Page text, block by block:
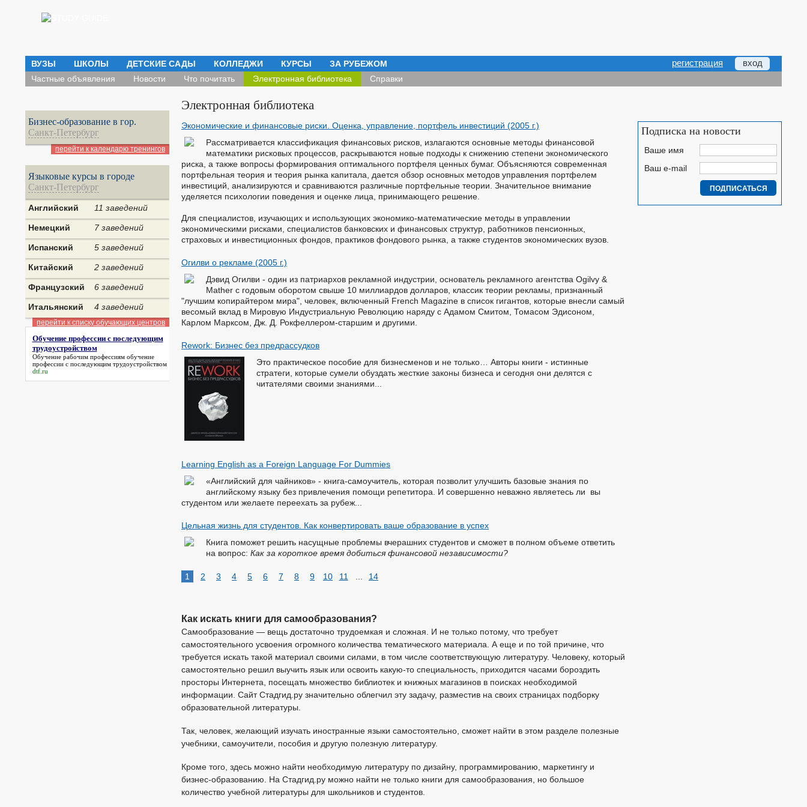
ВУЗЫ ШКОЛЫ ДЕТСКИЕ САДЫ КОЛЛЕДЖИ КУРСЫ ЗА РУБЕЖОМ регистрация вход
Частные объявления Новости Что почитать Электронная библиотека Справки
Электронная библиотека
Экономические и финансовые риски. Оценка, управление, портфель инвестиций (2005 г.)
Рассматривается классификация финансовых рисков, излагаются основные методы финансовой
математики рисковых процессов, раскрываются новые подходы к снижению степени экономического
риска, а также вопросы формирования оптимального портфеля ценных бумаг. Объясняются современная
портфельная теория и теория рынка капитала, дается обзор основных методов управления портфелем
инвестиций, анализируются и сравниваются различные портфельные теории. Значительное внимание
уделяется психологии поведения и оценке лица, принимающего решение.
Для специалистов, изучающих и использующих экономико-математические методы в управлении
экономическими рисками, специалистов банковских и финансовых структур, работников пенсионных,
страховых и инвестиционных фондов, практиков фондового рынка, а также студентов экономических вузов.
Огилви о рекламе (2005 г.)
Дэвид Огилви - один из патриархов рекламной индустрии, основатель рекламного агентства Ogilvy &
Mather с годовым оборотом свыше 10 миллиардов долларов, классик теории рекламы, признанный
"лучшим копирайтером мира", человек, включенный French Magazine в список гигантов, которые внесли самый
весомый вклад в Мировую Индустриальную Революцию наряду с Адамом Смитом, Томасом Эдисоном,
Карлом Марксом, Дж. Д. Рокфеллером-старшим и другими.
Rework: Бизнес без предрассудков
Это практическое пособие для бизнесменов и не только… Авторы книги - истинные
стратеги, которые сумели обуздать жесткие законы бизнеса и сегодня они делятся с
читателями своими знаниями...
Learning English as a Foreign Language For Dummies
«Английский для чайников» - книга-самоучитель, которая позволит улучшить базовые знания по
английскому языку без привлечения помощи репетитора. И совершенно неважно являетесь ли вы
студентом или желаете переехать за рубеж...
Цельная жизнь для студентов. Как конвертировать ваше образование в успех
Книга поможет решить насущные проблемы вчерашних студентов и сможет в полном объеме ответить
на вопрос: Как за короткое время добиться финансовой независимости?
1 2 3 4 5 6 7 8 9 10 11 14
Как искать книги для самообразования?
Самообразование — вещь достаточно трудоемкая и сложная. И не только потому, что требует
самостоятельного усвоения огромного количества тематического материала. А еще и по той причине, что
требуется искать такой материал своими силами, в том числе соответствующую литературу. Человеку, который
самостоятельно решил выучить язык или освоить какую-то специальность, приходится часами бороздить
просторы Интернета, посещать множество библиотек и книжных магазинов в поисках необходимой
информации. Сайт Стадгид.ру значительно облегчил эту задачу, разместив на своих страницах подборку
образовательной литературы.
Так, человек, желающий изучать иностранные языки самостоятельно, сможет найти в этом разделе полезные
учебники, самоучители, пособия и другую полезную литературу.
Кроме того, здесь можно найти необходимую литературу по дизайну, программированию, маркетингу и
бизнес-образованию. На Стадгид.ру можно найти не только книги для самообразования, но большое
количество учебной литературы для школьников и студентов.
Бизнес-образование в гор.
Санкт-Петербург
перейти к календарю тренингов
Языковые курсы в городе
Санкт-Петербург
Английский 11 заведений
Немецкий 7 заведений
Испанский 5 заведений
Китайский 2 заведений
Французский 6 заведений
Итальянский 4 заведений
перейти к списку обучающих центров
Обучение профессии с последующим
трудоустройством
Обучение рабочим профессиям обучение
профессии с последующим трудоустройством
dtf.ru
Подписка на новости
Ваше имя
Ваш e-mail